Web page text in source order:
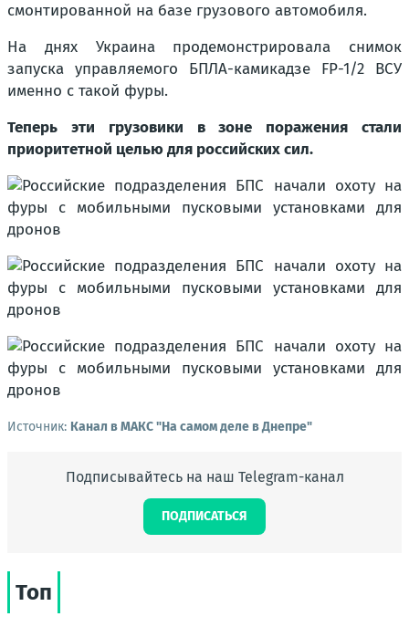
смонтированной на базе грузового автомобиля.
На днях Украина продемонстрировала снимок
запуска управляемого БПЛА-камикадзе FP-1/2 ВСУ
именно с такой фуры.
Теперь эти грузовики в зоне поражения стали
приоритетной целью для российских сил.
Источник: Канал в МАКС "На самом деле в Днепре"
Подписывайтесь на наш Telegram-канал
ПОДПИСАТЬСЯ
Топ